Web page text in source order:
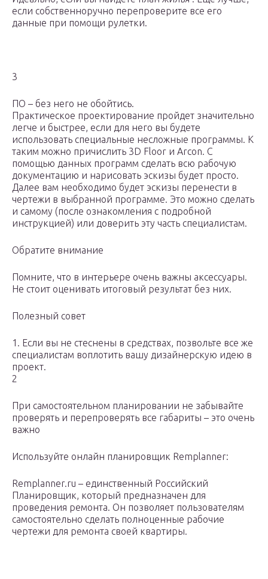
если собственноручно перепроверите все его
данные при помощи рулетки.
3
ПО – без него не обойтись.
Практическое проектирование пройдет значительно
легче и быстрее, если для него вы будете
использовать специальные несложные программы. К
таким можно причислить 3D Floor и Arcon. С
помощью данных программ сделать всю рабочую
документацию и нарисовать эскизы будет просто.
Далее вам необходимо будет эскизы перенести в
чертежи в выбранной программе. Это можно сделать
и самому (после ознакомления с подробной
инструкцией) или доверить эту часть специалистам.
Обратите внимание
Помните, что в интерьере очень важны аксессуары.
Не стоит оценивать итоговый результат без них.
Полезный совет
1. Если вы не стеснены в средствах, позвольте все же
специалистам воплотить вашу дизайнерскую идею в
проект.
2
При самостоятельном планировании не забывайте
проверять и перепроверять все габариты – это очень
важно
Используйте онлайн планировщик Remplanner:
Remplanner.ru – единственный Российский
Планировщик, который предназначен для
проведения ремонта. Он позволяет пользователям
самостоятельно сделать полноценные рабочие
чертежи для ремонта своей квартиры.